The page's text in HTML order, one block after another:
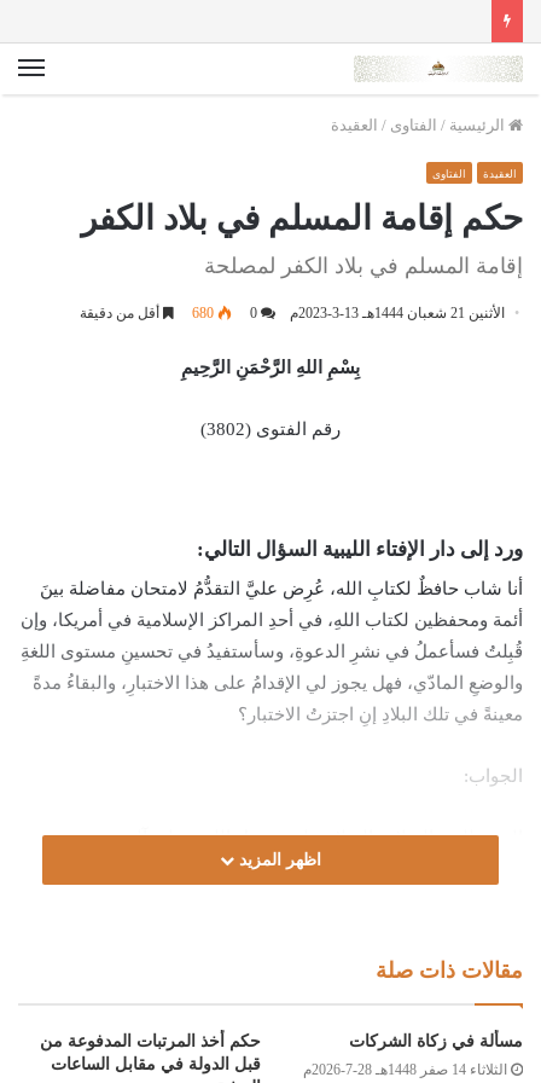
الرئيسية / الفتاوى / العقيدة
العقيدة الفتاوى
حكم إقامة المسلم في بلاد الكفر
إقامة المسلم في بلاد الكفر لمصلحة
الأثنين 21 شعبان 1444هـ 13-3-2023م 0
680 أقل من دقيقة
بِسْمِ اللهِ الرَّحْمَنِ الرَّحِيمِ
رقم الفتوى (3802)
ورد إلى دار الإفتاء الليبية السؤال التالي:
أنا شاب حافظٌ لكتابِ الله، عُرِض عليَّ التقدُّمُ لامتحان مفاضلة بينَ
أئمة ومحفظين لكتاب اللهِ، في أحدِ المراكز الإسلامية في أمريكا، وإن
قُبِلتُ فسأعملُ في نشرِ الدعوةِ، وسأستفيدُ في تحسينِ مستوى اللغةِ
والوضعِ المادّي، فهل يجوز لي الإقدامُ على هذا الاختبارِ، والبقاءُ مدةً
معينةً في تلك البلادِ إنِ اجتزتُ الاختبار؟
الجواب:
الحمد لله، والصلاة والسلام على رسول الله، وعلى آله وصحبه ومن
أَظْهُرِ الْمُشْرِكِينَ) [أبوداود:2645]، لكن إنْ كان السفرُ لطاعةٍ فإنه
اظهر المزيد
مقالات ذات صلة
مسألة في زكاة الشركات
الثلاثاء 14 صفر 1448هـ 28-7-2026م
حكم أخذ المرتبات المدفوعة من
قبل الدولة في مقابل الساعات